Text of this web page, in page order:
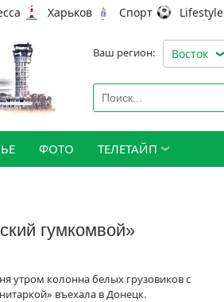
Харьков Спорт Lifestyle
Ваш регион: Восток
ФОТО ТЕЛЕТАЙП
гумкомвой»
утром колонна белых грузовиков с
въехала в Донецк.